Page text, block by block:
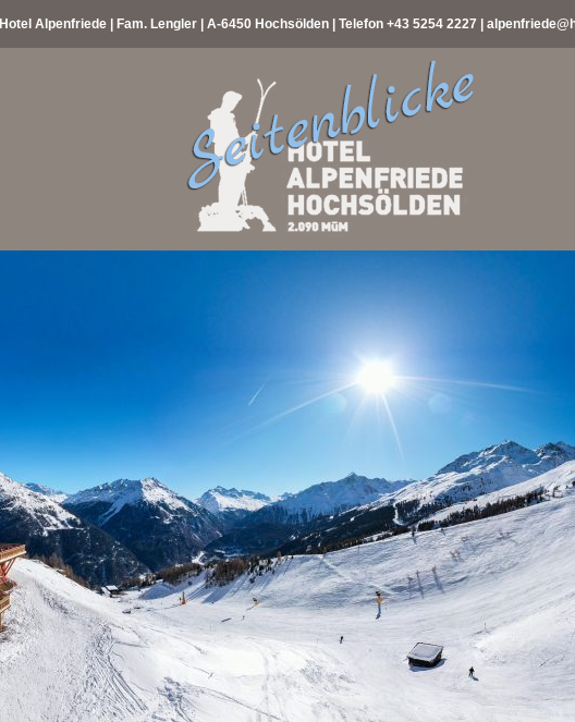
Hotel Alpenfriede | Fam. Lengler | A-6450 Hochsölden | Telefon +43 5254 2227